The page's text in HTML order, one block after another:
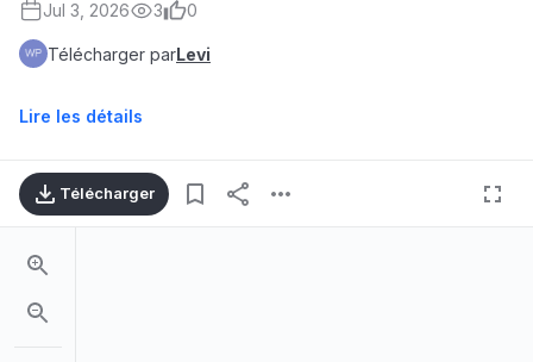
Jul 3, 2026 3 0
Télécharger parLevi
Lire les détails
Télécharger